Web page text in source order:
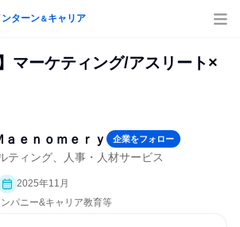
ンターン＆キャリア
マーケティング/アスリート×
ａｅｎｏｍｅｒｙ 企業をフォロー
ティング、人事・人材サービス
2025年11月
パニー&キャリア教育等